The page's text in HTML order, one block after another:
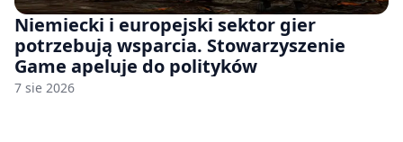
Niemiecki i europejski sektor gier
potrzebują wsparcia. Stowarzyszenie
Game apeluje do polityków
7 sie 2026